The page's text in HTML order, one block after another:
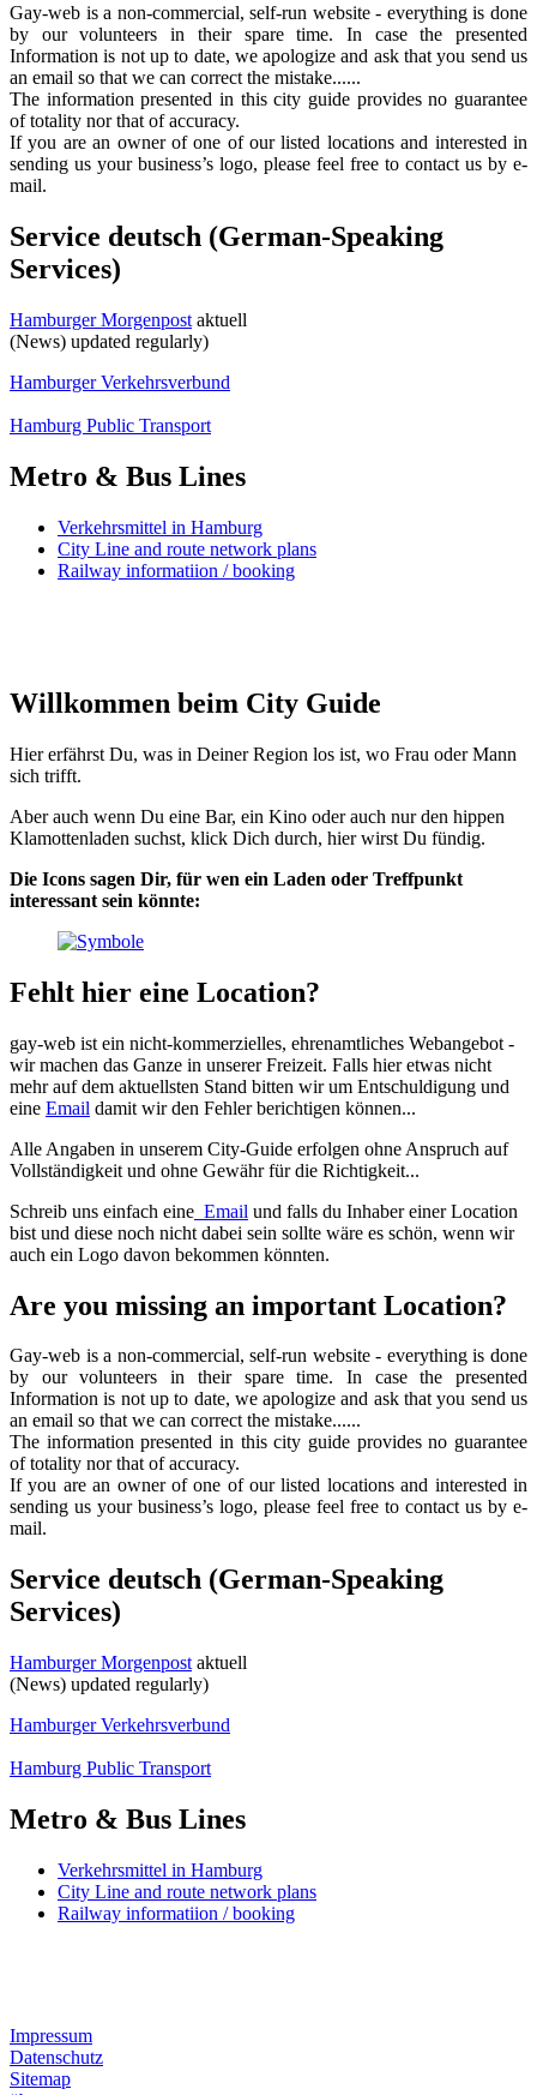
Gay-web is a non-commercial, self-run website - everything is done
by our volunteers in their spare time. In case the presented
Information is not up to date, we apologize and ask that you send us
an email so that we can correct the mistake......
The information presented in this city guide provides no guarantee
of totality nor that of accuracy.
If you are an owner of one of our listed locations and interested in
sending us your business’s logo, please feel free to contact us by e-
mail.
Service deutsch (German-Speaking
Services)
Hamburger Morgenpost aktuell
(News) updated regularly)
Hamburger Verkehrsverbund
Hamburg Public Transport
Metro & Bus Lines
Verkehrsmittel in Hamburg
City Line and route network plans
Railway informatiion / booking
Willkommen beim City Guide
Hier erfährst Du, was in Deiner Region los ist, wo Frau oder Mann
sich trifft.
Aber auch wenn Du eine Bar, ein Kino oder auch nur den hippen
Klamottenladen suchst, klick Dich durch, hier wirst Du fündig.
Die Icons sagen Dir, für wen ein Laden oder Treffpunkt
interessant sein könnte:
Fehlt hier eine Location?
gay-web ist ein nicht-kommerzielles, ehrenamtliches Webangebot -
wir machen das Ganze in unserer Freizeit. Falls hier etwas nicht
mehr auf dem aktuellsten Stand bitten wir um Entschuldigung und
eine Email damit wir den Fehler berichtigen können...
Alle Angaben in unserem City-Guide erfolgen ohne Anspruch auf
Vollständigkeit und ohne Gewähr für die Richtigkeit...
Schreib uns einfach eine Email und falls du Inhaber einer Location
bist und diese noch nicht dabei sein sollte wäre es schön, wenn wir
auch ein Logo davon bekommen könnten.
Are you missing an important Location?
Gay-web is a non-commercial, self-run website - everything is done
by our volunteers in their spare time. In case the presented
Information is not up to date, we apologize and ask that you send us
an email so that we can correct the mistake......
The information presented in this city guide provides no guarantee
of totality nor that of accuracy.
If you are an owner of one of our listed locations and interested in
sending us your business’s logo, please feel free to contact us by e-
mail.
Service deutsch (German-Speaking
Services)
Hamburger Morgenpost aktuell
(News) updated regularly)
Hamburger Verkehrsverbund
Hamburg Public Transport
Metro & Bus Lines
Verkehrsmittel in Hamburg
City Line and route network plans
Railway informatiion / booking
Impressum
Datenschutz
Sitemap